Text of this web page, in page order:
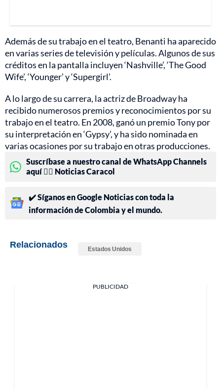
Además de su trabajo en el teatro, Benanti ha aparecido
en varias series de televisión y películas. Algunos de sus
créditos en la pantalla incluyen ‘Nashville’, ‘The Good
Wife’, ‘Younger’ y ‘Supergirl’.
A lo largo de su carrera, la actriz de Broadway ha
recibido numerosos premios y reconocimientos por su
trabajo en el teatro. En 2008, ganó un premio Tony por
su interpretación en ‘Gypsy’, y ha sido nominada en
varias ocasiones por su trabajo en otras producciones.
Suscríbase a nuestro canal de WhatsApp Channels
aquí 👉🏻 Noticias Caracol
✔️ Síganos en Google Noticias con toda la
información de Colombia y el mundo.
Relacionados Estados Unidos
PUBLICIDAD